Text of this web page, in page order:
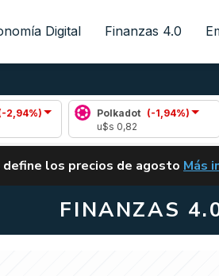
Digital Finanzas 4.0
Polkadot
(-1,94%)
ALERTA
define los precios de agosto Más
FINANZAS